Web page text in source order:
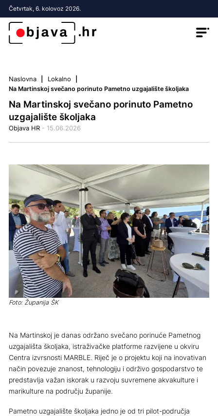
Četvrtak, 6. kolovoz 2026.
Naslovna
Lokalno
Na Martinskoj svečano porinuto Pametno uzgajalište školjaka
Na Martinskoj svečano porinuto Pametno
uzgajalište školjaka
Objava HR - 15.06.2026
Foto: Županija ŠK
Na Martinskoj je danas održano svečano porinuće Pametnog
uzgajališta školjaka, istraživačke platforme razvijene u okviru
Centra izvrsnosti MARBLE. Riječ je o projektu koji na inovativan
način povezuje znanost, tehnologiju i održivo gospodarstvo te
predstavlja važan iskorak u razvoju suvremene akvakulture i
marikulture na području županije.
Pametno uzgajalište školjaka jedno je od tri pilot-područja